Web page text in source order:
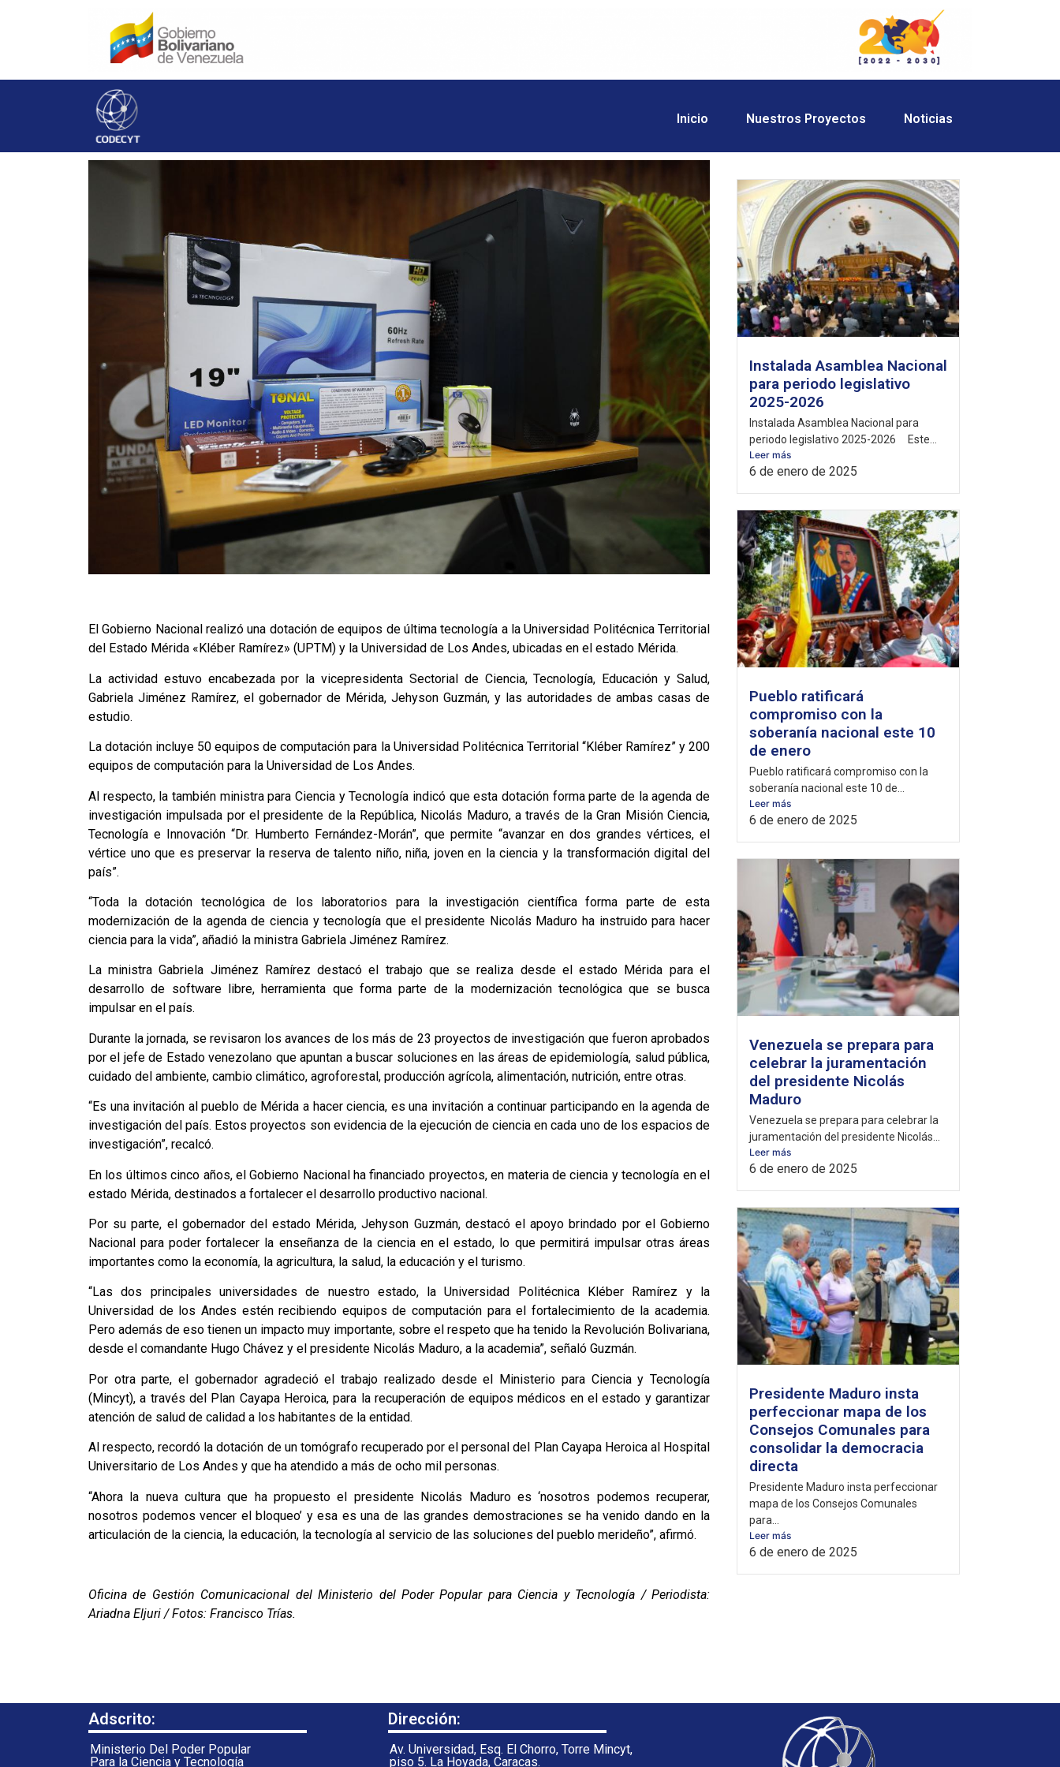
Inicio Nuestros Proyectos Noticias
El Gobierno Nacional realizó una dotación de equipos de última tecnología a la Universidad Politécnica Territorial
del Estado Mérida «Kléber Ramírez» (UPTM) y la Universidad de Los Andes, ubicadas en el estado Mérida.
La actividad estuvo encabezada por la vicepresidenta Sectorial de Ciencia, Tecnología, Educación y Salud,
Gabriela Jiménez Ramírez, el gobernador de Mérida, Jehyson Guzmán, y las autoridades de ambas casas de
estudio.
La dotación incluye 50 equipos de computación para la Universidad Politécnica Territorial “Kléber Ramírez” y 200
equipos de computación para la Universidad de Los Andes.
Al respecto, la también ministra para Ciencia y Tecnología indicó que esta dotación forma parte de la agenda de
investigación impulsada por el presidente de la República, Nicolás Maduro, a través de la Gran Misión Ciencia,
Tecnología e Innovación “Dr. Humberto Fernández-Morán”, que permite “avanzar en dos grandes vértices, el
vértice uno que es preservar la reserva de talento niño, niña, joven en la ciencia y la transformación digital del
país”.
“Toda la dotación tecnológica de los laboratorios para la investigación científica forma parte de esta
modernización de la agenda de ciencia y tecnología que el presidente Nicolás Maduro ha instruido para hacer
ciencia para la vida”, añadió la ministra Gabriela Jiménez Ramírez.
La ministra Gabriela Jiménez Ramírez destacó el trabajo que se realiza desde el estado Mérida para el
desarrollo de software libre, herramienta que forma parte de la modernización tecnológica que se busca
impulsar en el país.
Durante la jornada, se revisaron los avances de los más de 23 proyectos de investigación que fueron aprobados
por el jefe de Estado venezolano que apuntan a buscar soluciones en las áreas de epidemiología, salud pública,
cuidado del ambiente, cambio climático, agroforestal, producción agrícola, alimentación, nutrición, entre otras.
“Es una invitación al pueblo de Mérida a hacer ciencia, es una invitación a continuar participando en la agenda de
investigación del país. Estos proyectos son evidencia de la ejecución de ciencia en cada uno de los espacios de
investigación”, recalcó.
En los últimos cinco años, el Gobierno Nacional ha financiado proyectos, en materia de ciencia y tecnología en el
estado Mérida, destinados a fortalecer el desarrollo productivo nacional.
Por su parte, el gobernador del estado Mérida, Jehyson Guzmán, destacó el apoyo brindado por el Gobierno
Nacional para poder fortalecer la enseñanza de la ciencia en el estado, lo que permitirá impulsar otras áreas
importantes como la economía, la agricultura, la salud, la educación y el turismo.
“Las dos principales universidades de nuestro estado, la Universidad Politécnica Kléber Ramírez y la
Universidad de los Andes estén recibiendo equipos de computación para el fortalecimiento de la academia.
Pero además de eso tienen un impacto muy importante, sobre el respeto que ha tenido la Revolución Bolivariana,
desde el comandante Hugo Chávez y el presidente Nicolás Maduro, a la academia”, señaló Guzmán.
Por otra parte, el gobernador agradeció el trabajo realizado desde el Ministerio para Ciencia y Tecnología
(Mincyt), a través del Plan Cayapa Heroica, para la recuperación de equipos médicos en el estado y garantizar
atención de salud de calidad a los habitantes de la entidad.
Al respecto, recordó la dotación de un tomógrafo recuperado por el personal del Plan Cayapa Heroica al Hospital
Universitario de Los Andes y que ha atendido a más de ocho mil personas.
“Ahora la nueva cultura que ha propuesto el presidente Nicolás Maduro es ‘nosotros podemos recuperar,
nosotros podemos vencer el bloqueo’ y esa es una de las grandes demostraciones se ha venido dando en la
articulación de la ciencia, la educación, la tecnología al servicio de las soluciones del pueblo merideño”, afirmó.
Oficina de Gestión Comunicacional del Ministerio del Poder Popular para Ciencia y Tecnología / Periodista:
Ariadna Eljuri / Fotos: Francisco Trías.
Instalada Asamblea Nacional
para periodo legislativo
2025-2026
Instalada Asamblea Nacional para
periodo legislativo 2025-2026 Este...
Leer más
6 de enero de 2025
Pueblo ratificará
compromiso con la
soberanía nacional este 10
de enero
Pueblo ratificará compromiso con la
soberanía nacional este 10 de...
Leer más
6 de enero de 2025
Venezuela se prepara para
celebrar la juramentación
del presidente Nicolás
Maduro
Venezuela se prepara para celebrar la
juramentación del presidente Nicolás...
Leer más
6 de enero de 2025
Presidente Maduro insta
perfeccionar mapa de los
Consejos Comunales para
consolidar la democracia
directa
Presidente Maduro insta perfeccionar
mapa de los Consejos Comunales
para...
Leer más
6 de enero de 2025
Adscrito:
Ministerio Del Poder Popular
Para la Ciencia y Tecnología
Dirección:
Av. Universidad, Esq. El Chorro, Torre Mincyt,
piso 5. La Hoyada, Caracas.